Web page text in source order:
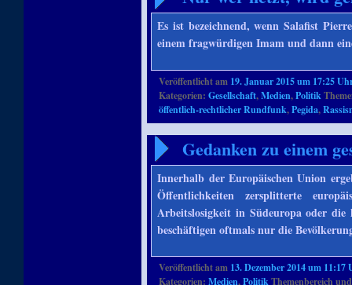
Es ist bezeichnend, wenn Salafist
einem fragwürdigen Imam und dann
Veröffentlicht am 19. Januar 2015 um 17:25
Kategorien:Gesellschaft,Medien,Politik
öffentlich-rechtlicher Rundfunk,Pegida,
Gedanken zu einem
Innerhalb der Europäischen Union
Öffentlichkeiten zersplitterte
Arbeitslosigkeit in Südeuropa oder
beschäftigen oftmals nur die
Veröffentlicht am 13. Dezember 2014 um 11:17
Kategorien:Medien,PolitikThemenbereich